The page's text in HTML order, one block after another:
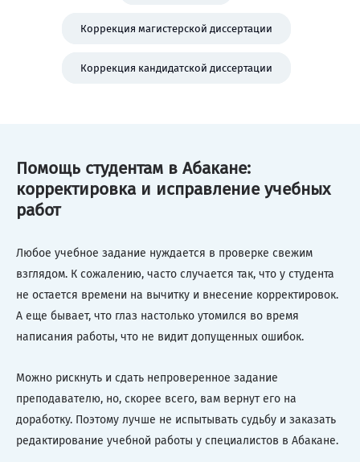
Коррекция магистерской диссертации
Коррекция кандидатской диссертации
Помощь студентам в Абакане:
корректировка и исправление учебных
работ
Любое учебное задание нуждается в проверке свежим
взглядом. К сожалению, часто случается так, что у студента
не остается времени на вычитку и внесение корректировок.
А еще бывает, что глаз настолько утомился во время
написания работы, что не видит допущенных ошибок.
Можно рискнуть и сдать непроверенное задание
преподавателю, но, скорее всего, вам вернут его на
доработку. Поэтому лучше не испытывать судьбу и заказать
редактирование учебной работы у специалистов в Абакане.